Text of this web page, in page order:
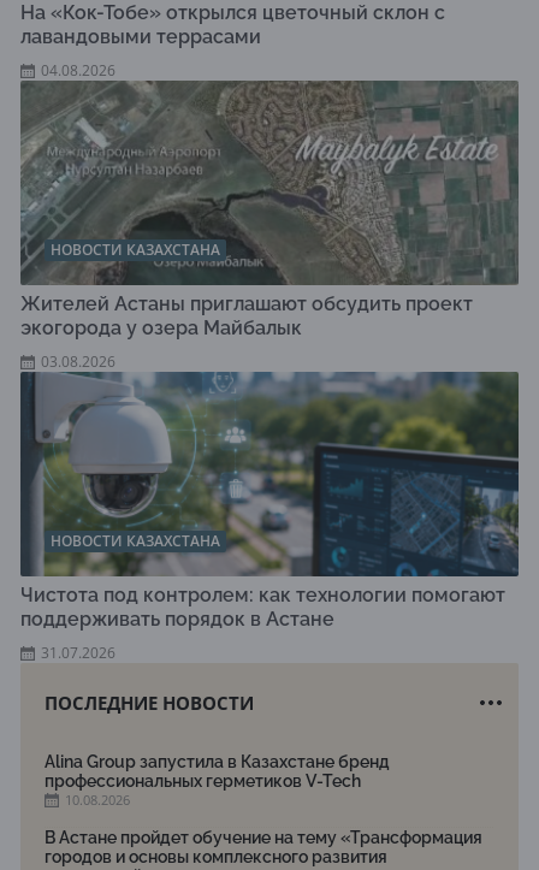
На «Кок-Тобе» открылся цветочный склон с
лавандовыми террасами
04.08.2026
НОВОСТИ КАЗАХСТАНА
Жителей Астаны приглашают обсудить проект
экогорода у озера Майбалык
03.08.2026
НОВОСТИ КАЗАХСТАНА
Чистота под контролем: как технологии помогают
поддерживать порядок в Астане
31.07.2026
ПОСЛЕДНИЕ НОВОСТИ
Alina Group запустила в Казахстане бренд
профессиональных герметиков V-Tech
10.08.2026
В Астане пройдет обучение на тему «Трансформация
городов и основы комплексного развития